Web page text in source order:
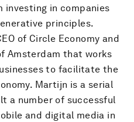
in companies
principles.
of Circle Economy and
Amsterdam that works
to facilitate the
Martijn is a serial
a number of successful
and digital media in